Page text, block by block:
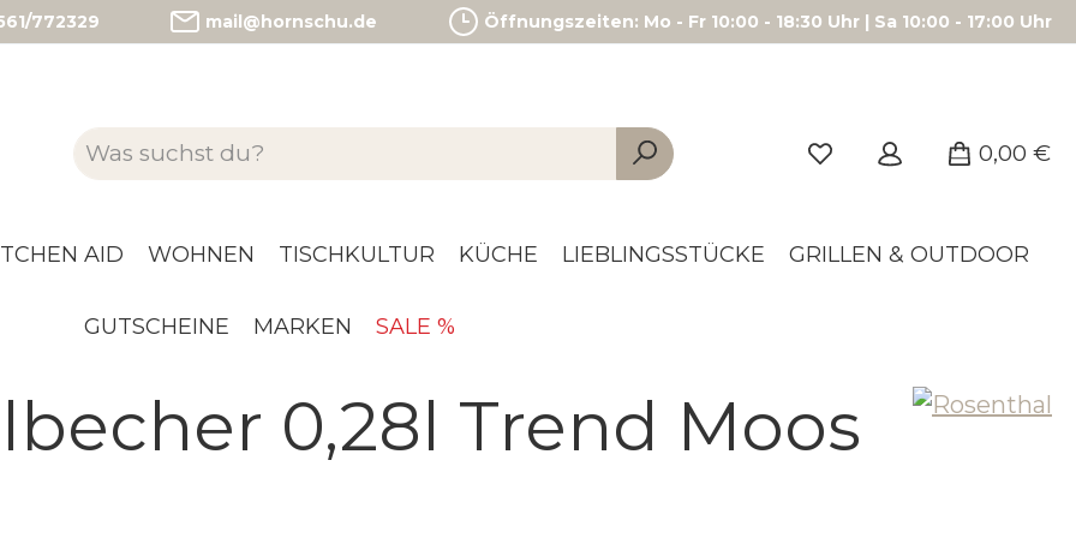
772329 mail@hornschu.de Öffnungszeiten: Mo - Fr 10:00 - 18:30 Uhr | Sa 10:00 - 17:00 Uhr
0,00 €
AID WOHNEN TISCHKULTUR KÜCHE LIEBLINGSSTÜCKE GRILLEN & OUTDOOR
GUTSCHEINE MARKEN SALE %
0,28l Trend Moos